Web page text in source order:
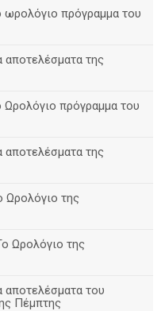
πρόγραμμα του
της
πρόγραμμα του
της
Ωρολόγιο της
Ωρολόγιο της
του
Πέμπτης